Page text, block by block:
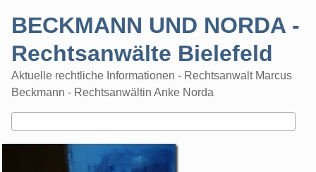
BECKMANN UND NORDA -
Rechtsanwälte Bielefeld
Aktuelle rechtliche Informationen - Rechtsanwalt Marcus
Beckmann - Rechtsanwältin Anke Norda